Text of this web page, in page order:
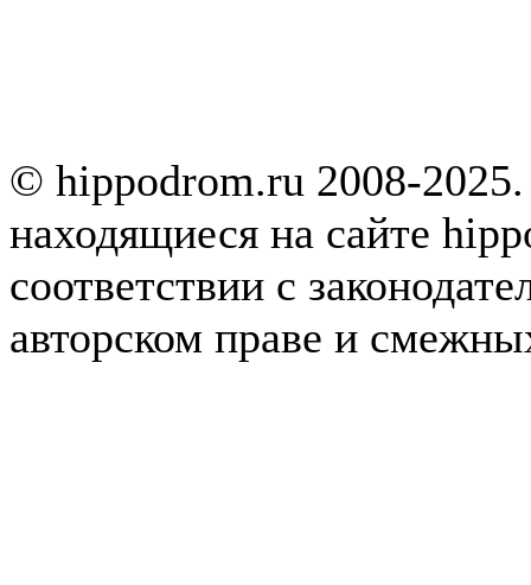
© hippodrom.ru 2008-
находящиеся на сайте
соответствии с
авторском праве и